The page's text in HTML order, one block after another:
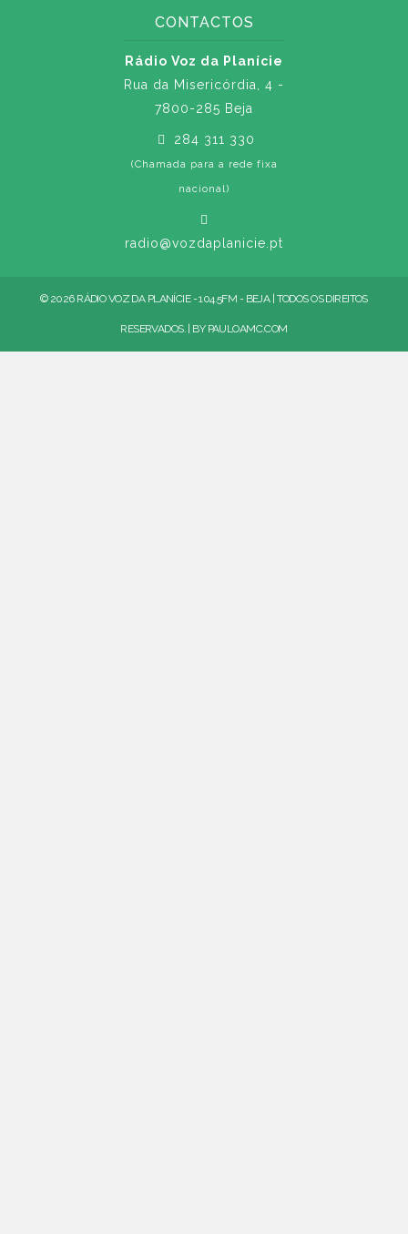
CONTACTOS
Rádio Voz da Planície
Rua da Misericórdia, 4 -
7800-285 Beja
284 311 330
(Chamada para a rede fixa
nacional)
radio@vozdaplanicie.pt
© 2026 RÁDIO VOZ DA PLANÍCIE - 104.5FM - BEJA | TODOS OS DIREITOS
RESERVADOS. | BY PAULOAMC.COM